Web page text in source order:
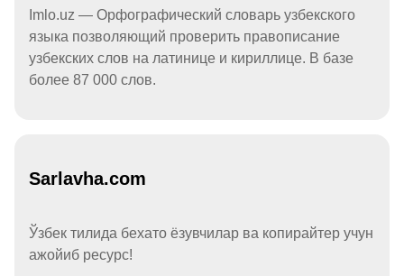
Imlo.uz — Орфографический словарь узбекского
языка позволяющий проверить правописание
узбекских слов на латинице и кириллице. В базе
более 87 000 слов.
Sarlavha.com
Ўзбек тилида бехато ёзувчилар ва копирайтер учун
ажойиб ресурс!